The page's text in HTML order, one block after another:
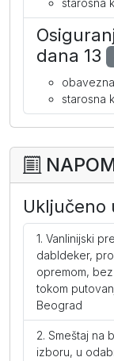
dana 13
starosna
Uključeno
Vanlinijski
dabldeker,
opremom,
tokom
Beograd
Smeštaj na
izboru, u